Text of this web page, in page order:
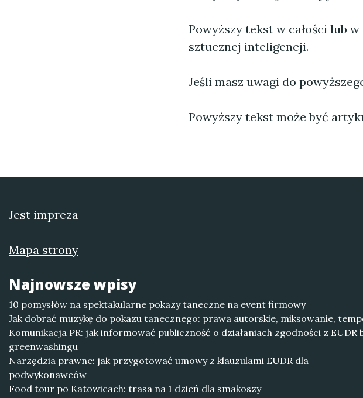
Powyższy tekst w całości lub
sztucznej inteligencji.
Jeśli masz uwagi do
Powyższy tekst może być
Jest impreza
Mapa strony
Najnowsze wpisy
10 pomysłów na spektakularne pokazy taneczne na event firmowy
Jak dobrać muzykę do pokazu tanecznego: prawa autorskie, miksowanie,
Komunikacja PR: jak informować publiczność o działaniach zgodności z EUDR
greenwashingu
Narzędzia prawne: jak przygotować umowy z klauzulami EUDR dla
podwykonawców
Food tour po Katowicach: trasa na 1 dzień dla smakoszy